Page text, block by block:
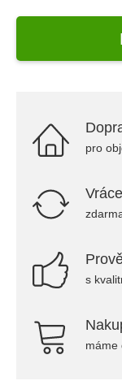
pro
s
máme